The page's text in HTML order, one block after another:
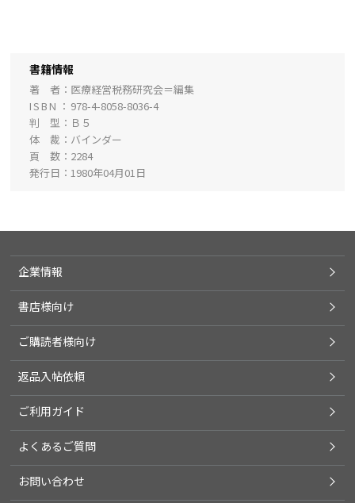
書籍情報
著 者
医療経営税務研究会＝編集
ISBN
978-4-8058-8036-4
判 型
Ｂ５
体 裁
バインダー
頁 数
2284
発行日
1980年04月01日
企業情報
書店様向け
ご購読者様向け
返品入帖依頼
ご利用ガイド
よくあるご質問
お問い合わせ